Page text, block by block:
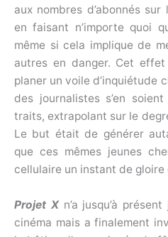
aux nombres d’abonnés sur
en faisant n’importe quoi
même si cela implique de
autres en danger. Cet
planer un voile d’inquiétude
des journalistes s’en
traits, extrapolant sur le
Le but était de générer
que ces mêmes jeunes
cellulaire un instant de gloire
Projet X n’a jusqu’à
cinéma mais a finalement